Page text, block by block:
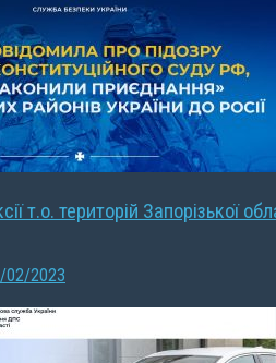
т.о. територій Запорізької
02/2023